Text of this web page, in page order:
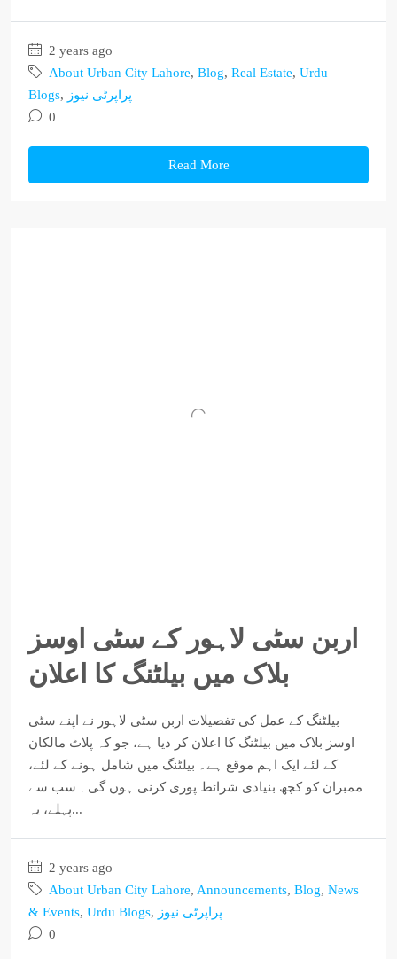
2 years ago
About Urban City Lahore, Blog, Real Estate, Urdu
Blogs, پراپرٹی نیوز
0
Read More
اربن سٹی لاہور کے سٹی اوسز
بلاک میں بیلٹنگ کا اعلان
بیلٹنگ کے عمل کی تفصیلات اربن سٹی لاہور نے اپنے سٹی
اوسز بلاک میں بیلٹنگ کا اعلان کر دیا ہے، جو کہ پلاٹ مالکان
کے لئے ایک اہم موقع ہے۔ بیلٹنگ میں شامل ہونے کے لئے،
ممبران کو کچھ بنیادی شرائط پوری کرنی ہوں گی۔ سب سے
پہلے، یہ...
2 years ago
About Urban City Lahore, Announcements, Blog, News
& Events, Urdu Blogs, پراپرٹی نیوز
0